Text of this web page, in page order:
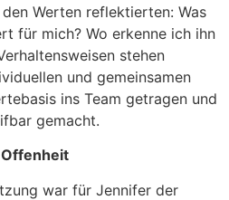
Werten reflektierten: Was
für mich? Wo erkenne ich ihn
stehen
und gemeinsamen
ins Team getragen und
gemacht.
war für Jennifer der